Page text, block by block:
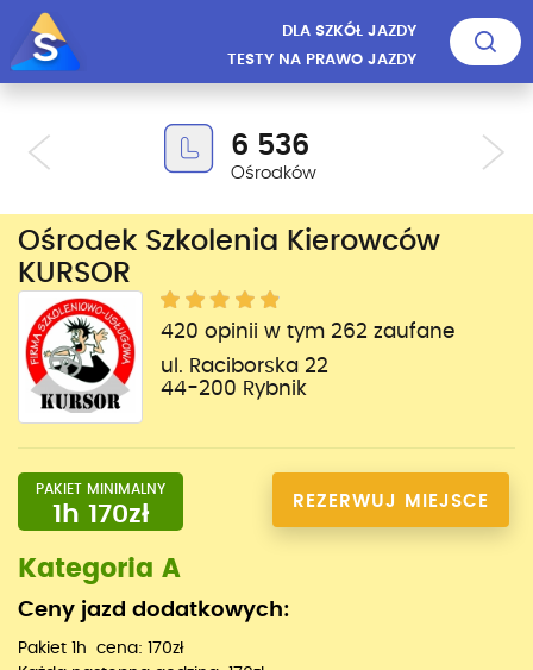
DLA SZKÓŁ JAZDY
TESTY NA PRAWO JAZDY
6 536
Ośrodków
Ośrodek Szkolenia Kierowców
KURSOR
420 opinii w tym 262 zaufane
ul. Raciborska 22
44-200 Rybnik
PAKIET MINIMALNY
1h 170zł REZERWUJ MIEJSCE
Kategoria A
Ceny jazd dodatkowych:
Pakiet 1h cena: 170zł